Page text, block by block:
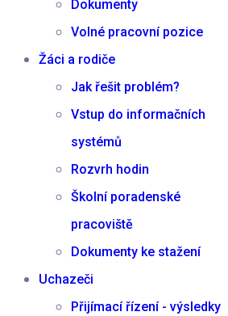
Dokumenty
Volné pracovní pozice
Žáci a rodiče
Jak řešit problém?
Vstup do informačních
systémů
Rozvrh hodin
Školní poradenské
pracoviště
Dokumenty ke stažení
Uchazeči
Přijímací řízení - výsledky